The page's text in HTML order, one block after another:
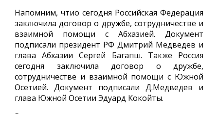
Напомним, чтио сегодня Российская Федерация
заключила договор о дружбе, сотрудничестве и
взаимной помощи с Абхазией. Документ
подписали президент РФ Дмитрий Медведев и
глава Абхазии Сергей Багапш. Также Россия
сегодня заключила договор о дружбе,
сотрудничестве и взаимной помощи с Южной
Осетией. Документ подписали Д.Медведев и
глава Южной Осетии Эдуард Кокойты.